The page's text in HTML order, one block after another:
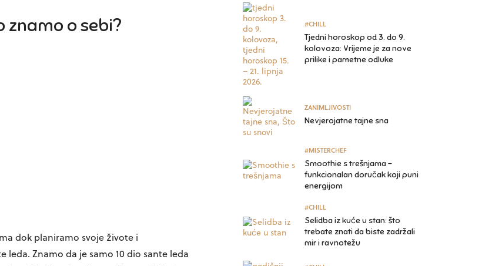
znamo o sebi?
dok planiramo svoje živote i
Znamo da je samo 10 dio sante leda
#CHILL
Tjedni horoskop od 3. do 9.
kolovoza: Vrijeme je za nove
prilike i pametne odluke
ZANIMLJIVOSTI
Nevjerojatne tajne sna
#MISTERCHEF
Smoothie s trešnjama –
funkcionalan doručak koji puni
energijom
#CHILL
Selidba iz kuće u stan: što
trebate znati da biste zadržali
mir i ravnotežu